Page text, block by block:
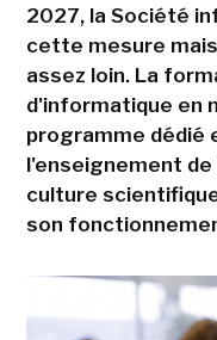
2027, la Société
cette mesure
assez loin. La
d'informatique en
programme dédié
l'enseignement
culture
son